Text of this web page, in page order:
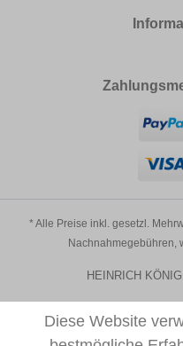
* Alle Preise inkl. gesetzl.
Nachnahmegebühren,
HEINRICH
Diese Website